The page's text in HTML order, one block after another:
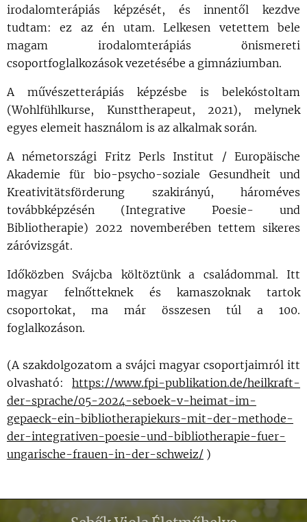
irodalomterápiás képzését, és innentől kezdve
tudtam: ez az én utam. Lelkesen vetettem bele
magam irodalomterápiás önismereti
csoportfoglalkozások vezetésébe a gimnáziumban.
A művészetterápiás képzésbe is belekóstoltam
(Wohlfühlkurse, Kunsttherapeut, 2021), melynek
egyes elemeit használom is az alkalmak során.
A németországi Fritz Perls Institut / Europäische
Akademie für bio-psycho-soziale Gesundheit und
Kreativitätsförderung szakirányú, hároméves
továbbképzésén (Integrative Poesie- und
Bibliotherapie) 2022 novemberében tettem sikeres
záróvizsgát.
Időközben Svájcba költöztünk a családommal. Itt
magyar felnőtteknek és kamaszoknak tartok
csoportokat, ma már összesen túl a 100.
foglalkozáson.
(A szakdolgozatom a svájci magyar csoportjaimról itt
olvasható: https://www.fpi-publikation.de/heilkraft-
der-sprache/05-2024-seboek-v-heimat-im-
gepaeck-ein-bibliotherapiekurs-mit-der-methode-
der-integrativen-poesie-und-bibliotherapie-fuer-
ungarische-frauen-in-der-schweiz/ )